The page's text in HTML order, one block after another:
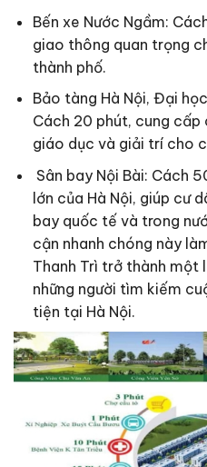
Bến xe Nước Ngầm:
giao thông quan trọng
thành phố.
Bảo tàng Hà Nội, Đại
Cách 20 phút, cung
giáo dục và giải trí cho
Sân bay Nội Bài: Cách
lớn của Hà Nội, giúp cư
bay quốc tế và trong
cận nhanh chóng này
Thanh Trì trở thành một
những người tìm kiếm
tiện tại Hà Nội.